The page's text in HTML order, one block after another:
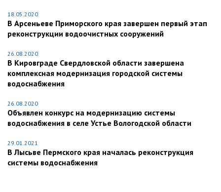
18.05.2020
В Арсеньеве Приморского края завершен первый этап
реконструкции водоочистных сооружений
26.08.2020
В Кировграде Свердловской области завершена
комплексная модернизация городской системы
водоснабжения
26.08.2020
Объявлен конкурс на модернизацию системы
водоснабжения в селе Устье Вологодской области
29.01.2021
В Лысьве Пермского края началась реконструкция
системы водоснабжения